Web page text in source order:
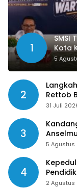
1
SMSI
Kota
5
2
Rettob
Bupati
31 Juli
3
Kandang Ayam BUMDes Renrua
Aparat
5 Agustus
4
2 Agustus